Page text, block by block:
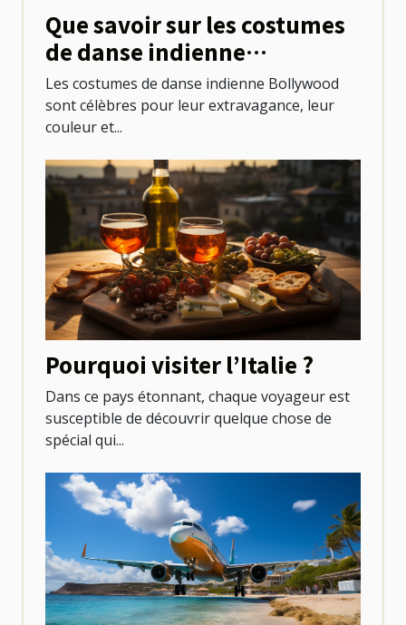
Que savoir sur les costumes
de danse indienne
Bollywood ?
Les costumes de danse indienne Bollywood
sont célèbres pour leur extravagance, leur
couleur et...
Pourquoi visiter l’Italie ?
Dans ce pays étonnant, chaque voyageur est
susceptible de découvrir quelque chose de
spécial qui...